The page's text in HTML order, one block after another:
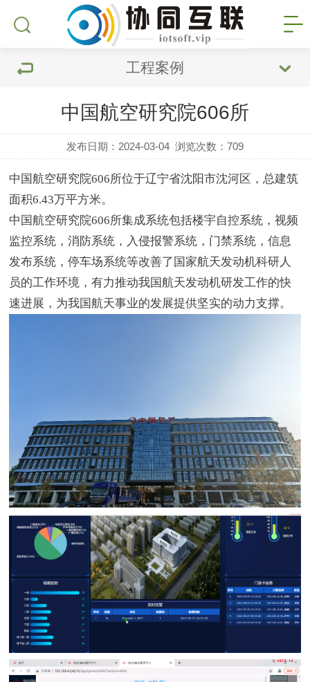
工程案例
中国航空研究院606所
发布日期：2024-03-04 浏览次数：709
中国航空研究院606所位于辽宁省沈阳市沈河区，总建筑
面积6.43万平方米。
中国航空研究院606所集成系统包括楼宇自控系统，视频
监控系统，消防系统，入侵报警系统，门禁系统，信息
发布系统，停车场系统等改善了国家航天发动机科研人
员的工作环境，有力推动我国航天发动机研发工作的快
速进展，为我国航天事业的发展提供坚实的动力支撑。